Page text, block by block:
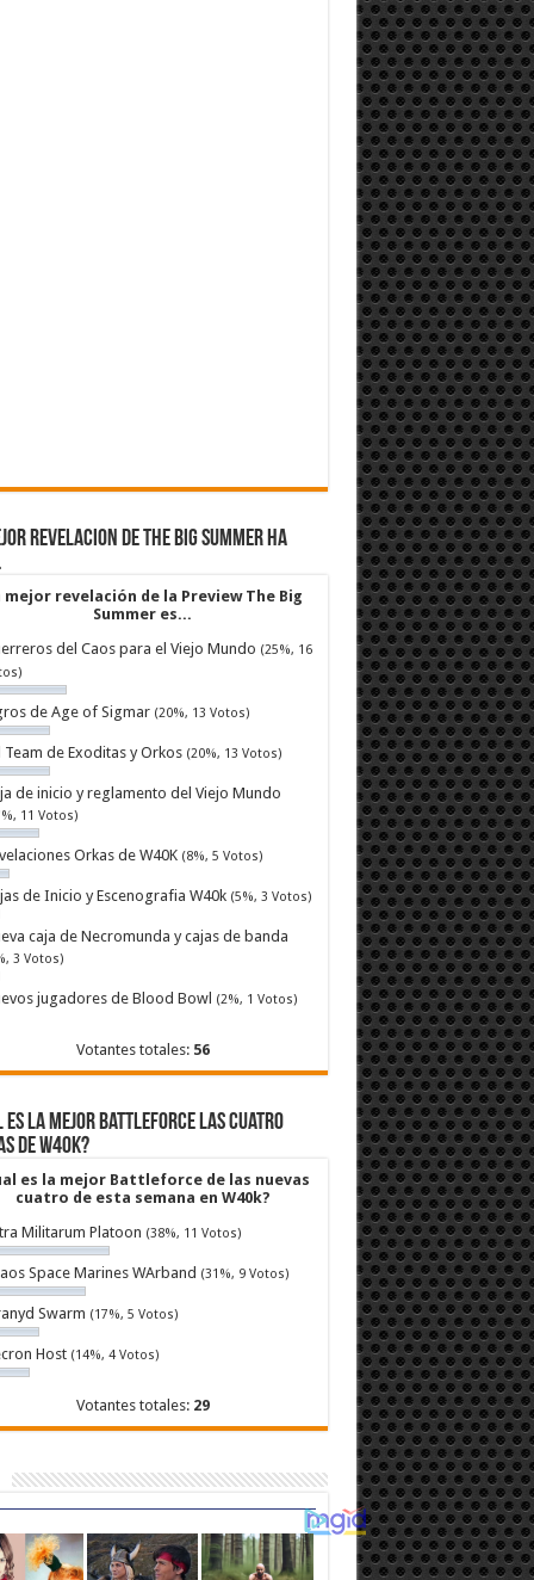
revelacion de The Big Summer ha
mejor revelación de la Preview The Big
Summer es...
del Caos para el Viejo Mundo (25%, 16
de Age of Sigmar (20%, 13 Votos)
Team de Exoditas y Orkos (20%, 13 Votos)
de inicio y reglamento del Viejo Mundo
11 Votos)
Orkas de W40K (8%, 5 Votos)
de Inicio y Escenografia W40k (5%, 3 Votos)
caja de Necromunda y cajas de banda
3 Votos)
jugadores de Blood Bowl (2%, 1 Votos)
Votantes totales: 56
es la mejor Battleforce las cuatro
de W40k?
es la mejor Battleforce de las nuevas
cuatro de esta semana en W40k?
Militarum Platoon (38%, 11 Votos)
Space Marines WArband (31%, 9 Votos)
Swarm (17%, 5 Votos)
Host (14%, 4 Votos)
Votantes totales: 29